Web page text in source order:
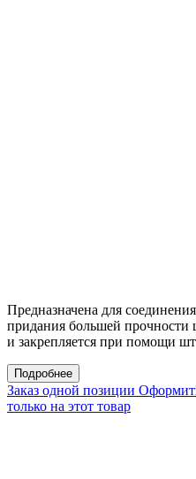
Предназначена для
придания большей прочности
и закрепляется при помощи
Подробнее
Заказ одной позиции
только на этот товар